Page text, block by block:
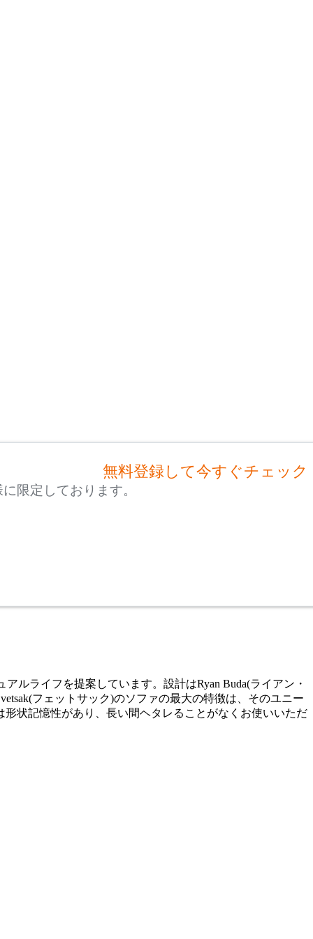
無料登録して今すぐチェック
限定しております。
ルライフを提案しています。設計はRyan Buda(ライアン・
フェットサック)のソファの最大の特徴は、そのユニー
状記憶性があり、長い間ヘタレることがなくお使いいただ